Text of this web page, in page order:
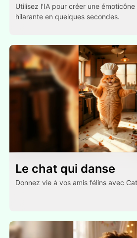
Utilisez l'IA pour créer une
hilarante en quelques secondes.
Le chat qui danse
Donnez vie à vos amis félins avec